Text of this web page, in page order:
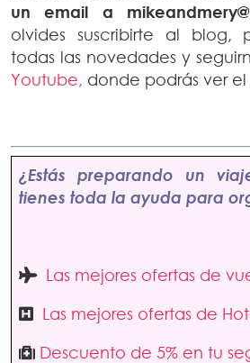
un email a
olvides suscribirte al blog,
todas las novedades y
Youtube, donde podrás ver
¿Estás preparando un
tienes toda la ayuda para
Las mejores ofertas de
Las mejores ofertas de
Descuento de 5% en tu